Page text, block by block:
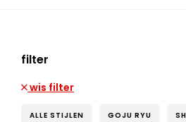
filter
wis filter
ALLE STIJLEN GOJU RYU